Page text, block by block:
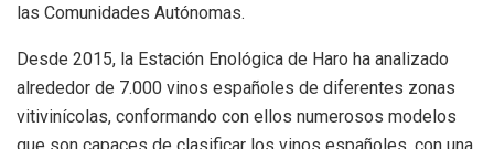
las Comunidades Autónomas.
Desde 2015, la Estación Enológica de Haro ha analizado
alrededor de 7.000 vinos españoles de diferentes zonas
vitivinícolas, conformando con ellos numerosos modelos